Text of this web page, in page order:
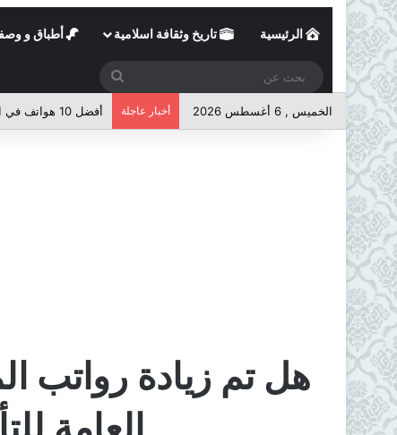
الرئيسية تاريخ وثقافة اسلامية أطباق و
عن
الخميس , 6 أغسطس 2026 أخبار عاجلة أفضل 10 هواتف في الفئة المتوسطة لعام 2026
هل تم زيادة رواتب